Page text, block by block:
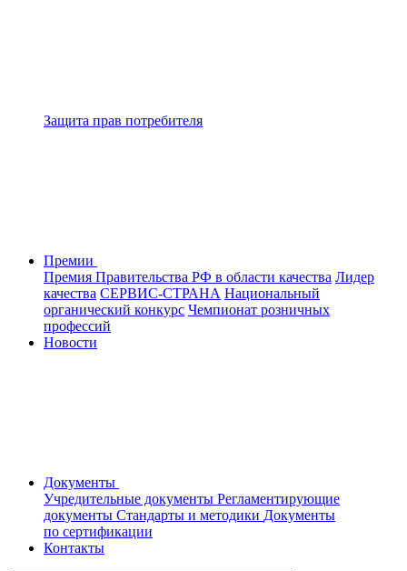
Защита прав потребителя
Премии
Премия Правительства РФ в области качества Лидер
качества СЕРВИС-СТРАНА Национальный
органический конкурс Чемпионат розничных
профессий
Новости
Документы
Учредительные документы Регламентирующие
документы Стандарты и методики Документы
по сертификации
Контакты